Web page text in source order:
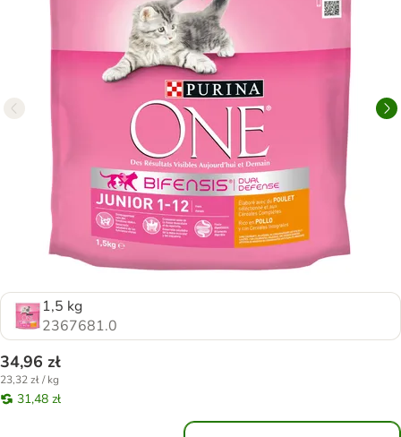
1,5 kg
2367681.0
34,96 zł
23,32 zł / kg
31,48 zł